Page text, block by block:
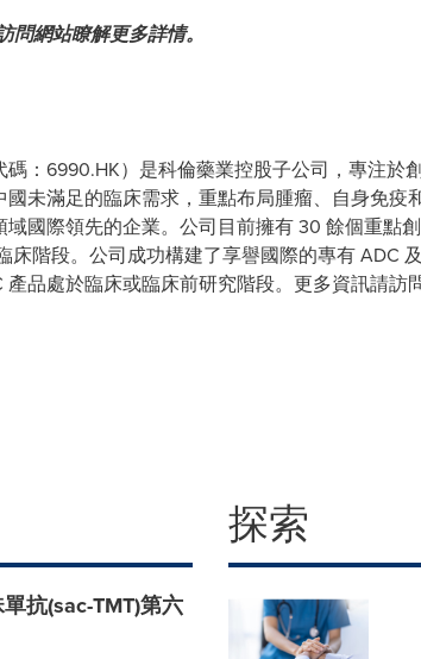
問網站瞭解更多詳情。
：6990.HK）是科倫藥業控股子公司，專注於
未滿足的臨床需求，重點布局腫瘤、自身免疫
國際領先的企業。公司目前擁有 30 餘個重點
階段。公司成功構建了享譽國際的專有 ADC
品處於臨床或臨床前研究階段。更多資訊請訪
抗(sac-TMT)第六
探索